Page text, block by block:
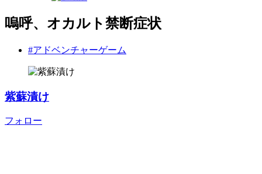
嗚呼、オカルト禁断症状
#アドベンチャーゲーム
紫蘇漬け
フォロー